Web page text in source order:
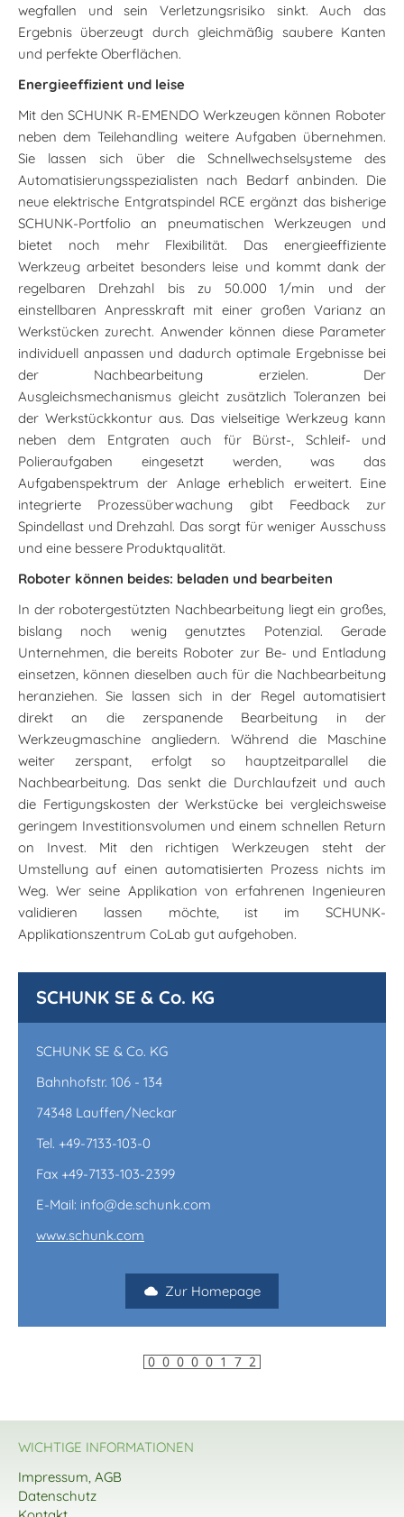
wegfallen und sein Verletzungsrisiko sinkt. Auch das
Ergebnis überzeugt durch gleichmäßig saubere Kanten
und perfekte Oberflächen.
Energieeffizient und leise
Mit den SCHUNK R-EMENDO Werkzeugen können Roboter
neben dem Teilehandling weitere Aufgaben übernehmen.
Sie lassen sich über die Schnellwechselsysteme des
Automatisierungsspezialisten nach Bedarf anbinden. Die
neue elektrische Entgratspindel RCE ergänzt das bisherige
SCHUNK-Portfolio an pneumatischen Werkzeugen und
bietet noch mehr Flexibilität. Das energieeffiziente
Werkzeug arbeitet besonders leise und kommt dank der
regelbaren Drehzahl bis zu 50.000 1/min und der
einstellbaren Anpresskraft mit einer großen Varianz an
Werkstücken zurecht. Anwender können diese Parameter
individuell anpassen und dadurch optimale Ergebnisse bei
der Nachbearbeitung erzielen. Der
Ausgleichsmechanismus gleicht zusätzlich Toleranzen bei
der Werkstückkontur aus. Das vielseitige Werkzeug kann
neben dem Entgraten auch für Bürst-, Schleif- und
Polieraufgaben eingesetzt werden, was das
Aufgabenspektrum der Anlage erheblich erweitert. Eine
integrierte Prozessüberwachung gibt Feedback zur
Spindellast und Drehzahl. Das sorgt für weniger Ausschuss
und eine bessere Produktqualität.
Roboter können beides: beladen und bearbeiten
In der robotergestützten Nachbearbeitung liegt ein großes,
bislang noch wenig genutztes Potenzial. Gerade
Unternehmen, die bereits Roboter zur Be- und Entladung
einsetzen, können dieselben auch für die Nachbearbeitung
heranziehen. Sie lassen sich in der Regel automatisiert
direkt an die zerspanende Bearbeitung in der
Werkzeugmaschine angliedern. Während die Maschine
weiter zerspant, erfolgt so hauptzeitparallel die
Nachbearbeitung. Das senkt die Durchlaufzeit und auch
die Fertigungskosten der Werkstücke bei vergleichsweise
geringem Investitionsvolumen und einem schnellen Return
on Invest. Mit den richtigen Werkzeugen steht der
Umstellung auf einen automatisierten Prozess nichts im
Weg. Wer seine Applikation von erfahrenen Ingenieuren
validieren lassen möchte, ist im SCHUNK-
Applikationszentrum CoLab gut aufgehoben.
SCHUNK SE & Co. KG
SCHUNK SE & Co. KG
Bahnhofstr. 106 - 134
74348 Lauffen/Neckar
Tel. +49-7133-103-0
Fax +49-7133-103-2399
E-Mail: info@de.schunk.com
www.schunk.com
Zur Homepage
WICHTIGE INFORMATIONEN
Impressum, AGB
Datenschutz